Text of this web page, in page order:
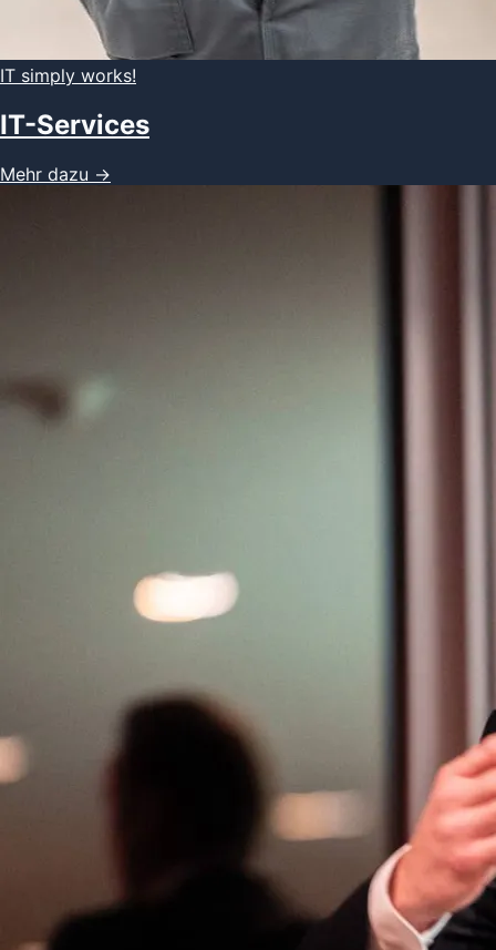
IT simply works!
IT-Services
Mehr dazu →